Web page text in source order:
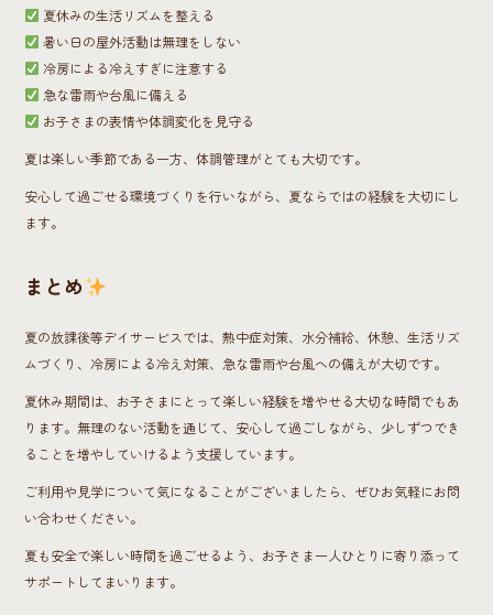
夏休みの生活リズムを整える
暑い日の屋外活動は無理をしない
冷房による冷えすぎに注意する
急な雷雨や台風に備える
お子さまの表情や体調変化を見守る
夏は楽しい季節である一方、体調管理がとても大切です。
安心して過ごせる環境づくりを行いながら、夏ならではの経験を大切にし
ます。
まとめ
夏の放課後等デイサービスでは、熱中症対策、水分補給、休憩、生活リズ
ムづくり、冷房による冷え対策、急な雷雨や台風への備えが大切です。
夏休み期間は、お子さまにとって楽しい経験を増やせる大切な時間でもあ
ります。無理のない活動を通じて、安心して過ごしながら、少しずつでき
ることを増やしていけるよう支援しています。
ご利用や見学について気になることがございましたら、ぜひお気軽にお問
い合わせください。
夏も安全で楽しい時間を過ごせるよう、お子さま一人ひとりに寄り添って
サポートしてまいります。